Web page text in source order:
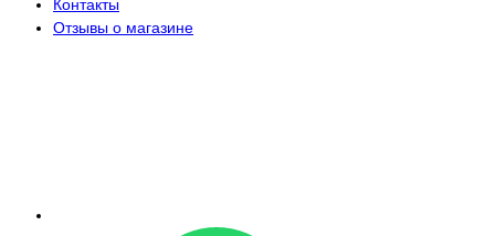
Контакты
Отзывы о магазине